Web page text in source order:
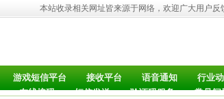
本站收录相关网址皆来源于网络，欢迎广大用户
游戏短信平台 接收平台 语音通知 行业
在线接码 短信发送 验证码服务 常见问